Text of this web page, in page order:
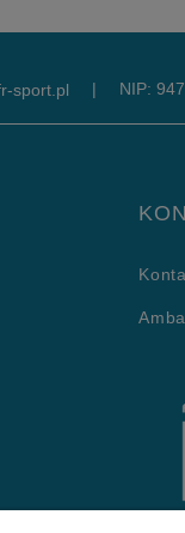
sport.pl | NIP: